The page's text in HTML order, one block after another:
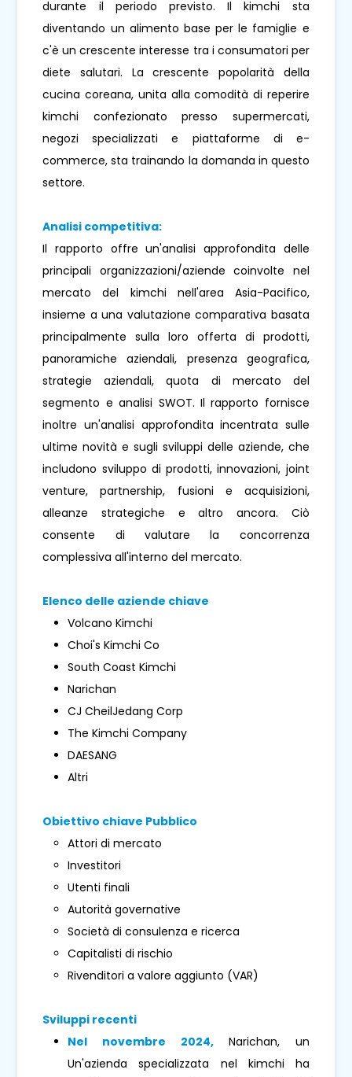
durante il periodo previsto. Il kimchi sta
diventando un alimento base per le famiglie e
c'è un crescente interesse tra i consumatori per
diete salutari. La crescente popolarità della
cucina coreana, unita alla comodità di reperire
kimchi confezionato presso supermercati,
negozi specializzati e piattaforme di e-
commerce, sta trainando la domanda in questo
settore.
Analisi competitiva:
Il rapporto offre un'analisi approfondita delle
principali organizzazioni/aziende coinvolte nel
mercato del kimchi nell'area Asia-Pacifico,
insieme a una valutazione comparativa basata
principalmente sulla loro offerta di prodotti,
panoramiche aziendali, presenza geografica,
strategie aziendali, quota di mercato del
segmento e analisi SWOT. Il rapporto fornisce
inoltre un'analisi approfondita incentrata sulle
ultime novità e sugli sviluppi delle aziende, che
includono sviluppo di prodotti, innovazioni, joint
venture, partnership, fusioni e acquisizioni,
alleanze strategiche e altro ancora. Ciò
consente di valutare la concorrenza
complessiva all'interno del mercato.
Elenco delle aziende chiave
Volcano Kimchi
Choi's Kimchi Co
South Coast Kimchi
Narichan
CJ CheilJedang Corp
The Kimchi Company
DAESANG
Altri
Obiettivo chiave Pubblico
Attori di mercato
Investitori
Utenti finali
Autorità governative
Società di consulenza e ricerca
Capitalisti di rischio
Rivenditori a valore aggiunto (VAR)
Sviluppi recenti
Nel novembre 2024, Narichan, un
Un'azienda specializzata nel kimchi ha